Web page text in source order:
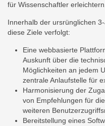
für Wissenschaftler erleichtern.
Innerhalb der ursrünglichen
diese Ziele verfolgt:
Eine webbasierte
Auskunft über die
Möglichkeiten an jedem
zentrale Anlaufstelle für
Harmonisierung der
von Empfehlungen für
weiteren
Bereitstellung eines